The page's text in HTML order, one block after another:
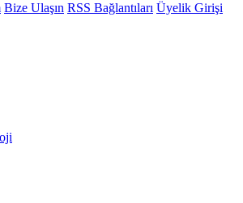
Bize Ulaşın RSS Bağlantıları Üyelik Girişi